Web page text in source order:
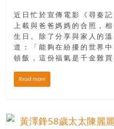
近日忙於宣傳電影《尋秦
上載與爸爸媽媽的合照，
生日。除了分享與家人的
道：「能夠在紛擾的世界
頓飯，這份福氣是千金難買
Read more